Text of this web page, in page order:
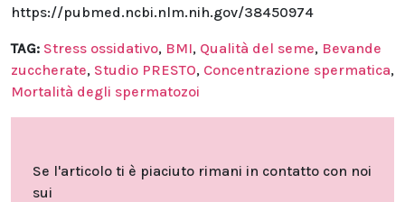
https://pubmed.ncbi.nlm.nih.gov/38450974
TAG: Stress ossidativo, BMI, Qualità del seme, Bevande
zuccherate, Studio PRESTO, Concentrazione spermatica,
Mortalità degli spermatozoi
Se l'articolo ti è piaciuto rimani in contatto con noi
sui